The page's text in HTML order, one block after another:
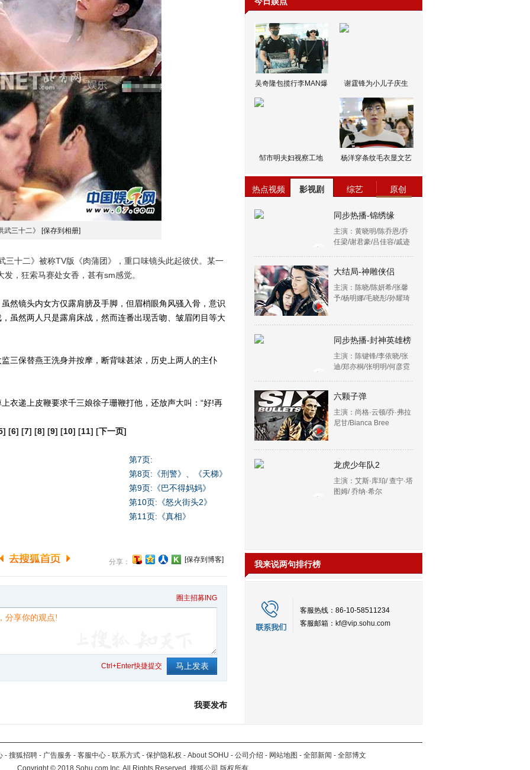
武三十二》 [保存到相册]
二》被称TV版《肉蒲团》，重口味镜头此起彼伏。某一
，狂索马赛处女香，甚有sm感觉。
镜头内女方仅露肩膀及手脚，但眉梢眼角风骚入骨，意识
虽然两人只是露肩床战，然而连番出现舌吻、皱眉闭目等大
保替燕王洗身并按摩，断背味甚浓，历史上两人的主仆
递上皮鞭要求千三娘徐子珊鞭打他，还放声大叫：“好!再
] [6] [7] [8] [9] [10] [11] [下一页]
第7页:
第8页:《刑警》、《天梯》
第9页:《巴不得妈妈》
第10页:《怒火街头2》
第11页:《真相》
分享： [保存到博客]
圈主招募ING
Ctrl+Enter快捷提交
我要发布
吴奇隆包揽行李MAN爆 谢霆锋为小儿子庆生
邹市明夫妇视察工地 杨洋穿条纹毛衣显文艺
热点视频 影视剧 综艺 原创
同步热播-锦绣缘
主演：黄晓明/陈乔恩/乔
任梁/谢君豪/吕佳容/戚迹
大结局-神雕侠侣
主演：陈晓/陈妍希/张馨
予/杨明娜/毛晓彤/孙耀琦
同步热播-封神英雄榜
主演：陈键锋/李依晓/张
迪/郑亦桐/张明明/何彦霓
六颗子弹
主演：尚格·云顿/乔·弗拉
尼甘/Bianca Bree
龙虎少年队2
主演：艾斯·库珀/ 查宁·塔
图姆/ 乔纳·希尔
我来说两句排行榜
客服热线：86-10-58511234
客服邮箱： kf@vip.sohu.com
- 搜狐招聘 - 广告服务 - 客服中心 - 联系方式 - 保护隐私权 - About SOHU - 公司介绍 - 网站地图 - 全部新闻 - 全部博文
Copyright ©2018 Sohu.com Inc. All Rights Reserved. 搜狐公司 版权所有